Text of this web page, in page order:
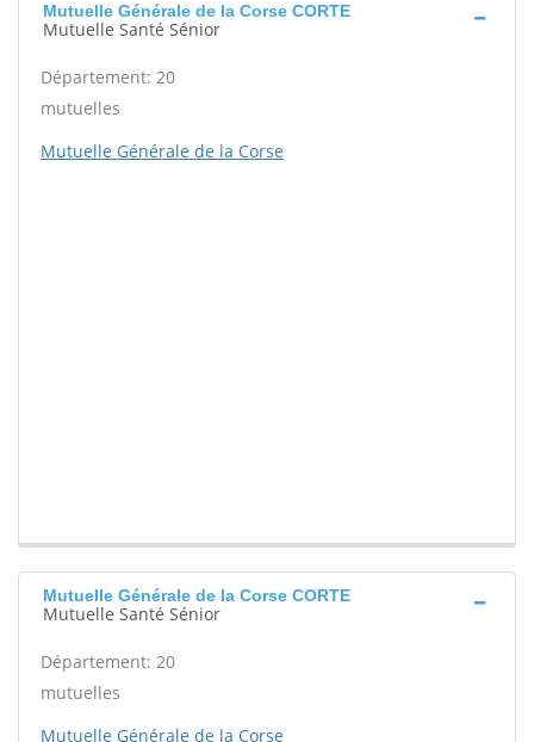
Mutuelle Générale de la Corse CORTE
Mutuelle Santé Sénior
Département: 20
mutuelles
Mutuelle Générale de la Corse
Mutuelle Générale de la Corse CORTE
Mutuelle Santé Sénior
Département: 20
mutuelles
Mutuelle Générale de la Corse